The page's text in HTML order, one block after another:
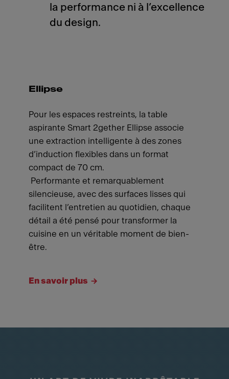
la performance ni à l’excellence
du design.
Ellipse
Pour les espaces restreints, la table
aspirante Smart 2gether Ellipse associe
une extraction intelligente à des zones
d’induction flexibles dans un format
compact de 70 cm.
Performante et remarquablement
silencieuse, avec des surfaces lisses qui
facilitent l’entretien au quotidien, chaque
détail a été pensé pour transformer la
cuisine en un véritable moment de bien-
être.
En savoir plus